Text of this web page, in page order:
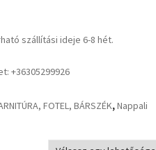
szállítási ideje 6-8 hét.
+36305299926
FOTEL, BÁRSZÉK,Nappali